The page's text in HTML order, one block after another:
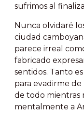
sufrimos al
Nunca olvidaré
ciudad
parece irreal
fabricado
sentidos. Tanto
para evadirme
de todo mientras
mentalmente a